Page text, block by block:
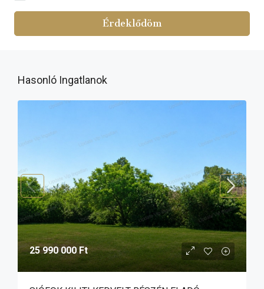
Érdeklődöm
Hasonló Ingatlanok
25 990 000 Ft